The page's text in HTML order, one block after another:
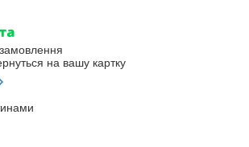
на вашу картку